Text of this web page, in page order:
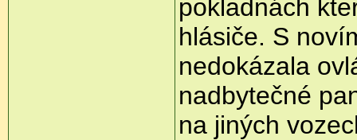
pokladnách
hlásiče. S
nedokázala
nadbytečné
na jiných